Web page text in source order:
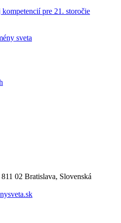
pre 21. storočie
sveta
02 Bratislava, Slovenská